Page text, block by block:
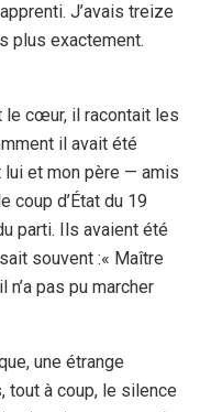
J’avais treize
plus exactement.
le cœur, il racontait les
il avait été
lui et mon père — amis
coup d’État du 19
parti. Ils avaient été
souvent :« Maître
pas pu marcher
une étrange
tout à coup, le silence